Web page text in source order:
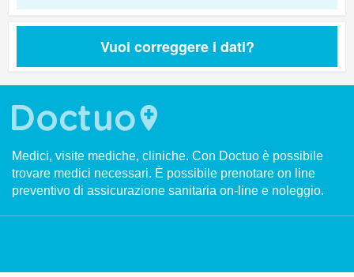
Vuoi correggere i dati?
Medici, visite mediche, cliniche. Con Doctuo è possibile
trovare medici necessari. È possibile prenotare on line
preventivo di assicurazione sanitaria on-line e noleggio.